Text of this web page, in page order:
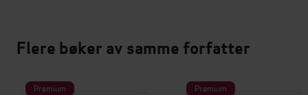
Flere bøker av samme forfatter
Premium Premium